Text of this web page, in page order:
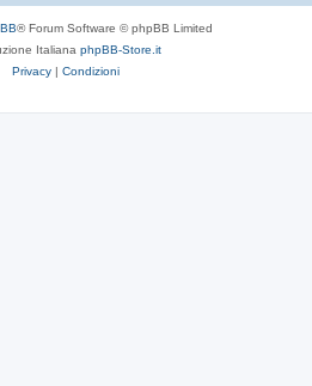
® Forum Software © phpBB Limited
Italiana phpBB-Store.it
Privacy | Condizioni